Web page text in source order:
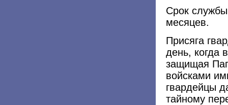
Срок
месяцев.
Присяга
день, когда
защищая
войсками
гвардейцы
тайному